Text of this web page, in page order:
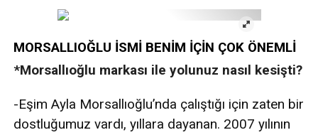
MORSALLIOĞLU İSMİ BENİM İÇİN ÇOK ÖNEMLİ
*Morsallıoğlu markası ile yolunuz nasıl kesişti?
-Eşim Ayla Morsallıoğlu’nda çalıştığı için zaten bir
dostluğumuz vardı, yıllara dayanan. 2007 yılının